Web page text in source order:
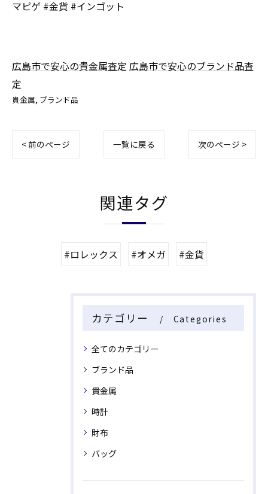
マピゲ #金貨 #インゴット
広島市で安心の貴金属査定 広島市で安心のブランド品査
定
貴金属 ブランド品
< 前のページ 一覧に戻る 次のページ >
関連タグ
#ロレックス #オメガ #金貨
カテゴリー Categories
全てのカテゴリー
ブランド品
貴金属
時計
財布
バッグ